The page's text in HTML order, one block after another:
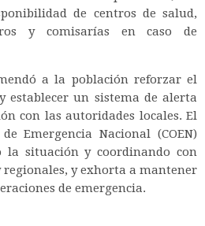
de centros de salud,
y comisarías en caso de
a la población reforzar el
establecer un sistema de alerta
con las autoridades locales. El
Emergencia Nacional (COEN)
la situación y coordinando con
regionales, y exhorta a mantener
de emergencia.